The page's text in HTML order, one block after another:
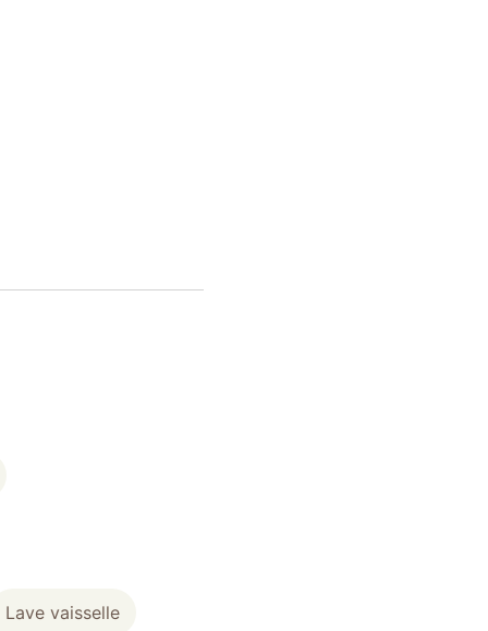
Lave vaisselle